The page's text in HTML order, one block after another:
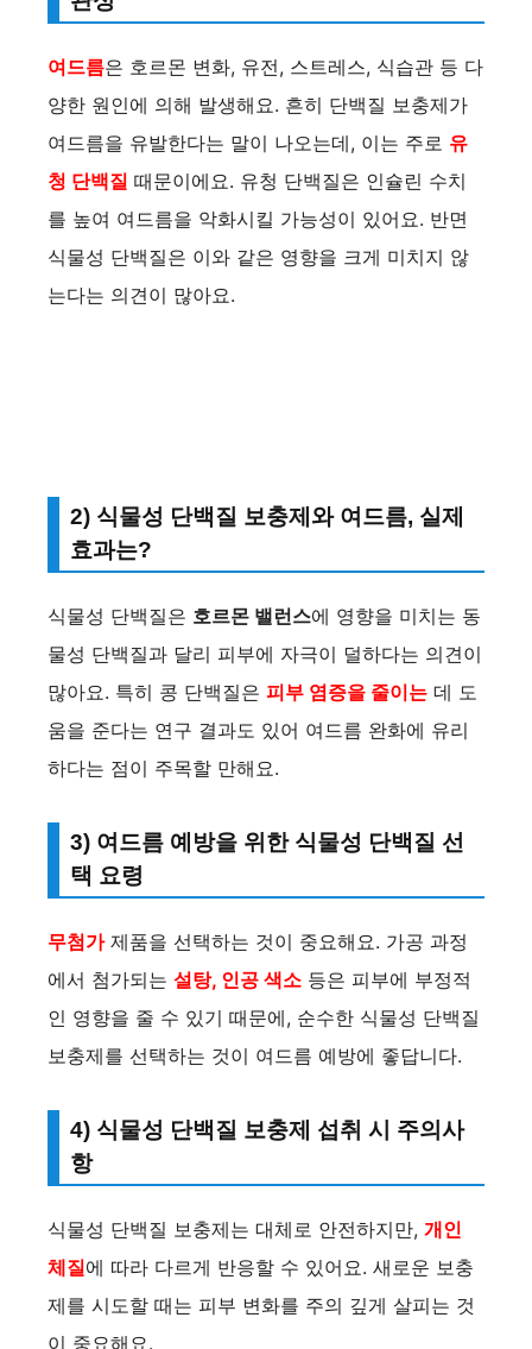
여드름은 호르몬 변화, 유전, 스트레스, 식습관 등 다
양한 원인에 의해 발생해요. 흔히 단백질 보충제가
여드름을 유발한다는 말이 나오는데, 이는 주로 유
청 단백질 때문이에요. 유청 단백질은 인슐린 수치
를 높여 여드름을 악화시킬 가능성이 있어요. 반면
식물성 단백질은 이와 같은 영향을 크게 미치지 않
는다는 의견이 많아요.
2) 식물성 단백질 보충제와 여드름, 실제
효과는?
식물성 단백질은 호르몬 밸런스에 영향을 미치는 동
물성 단백질과 달리 피부에 자극이 덜하다는 의견이
많아요. 특히 콩 단백질은 피부 염증을 줄이는 데 도
움을 준다는 연구 결과도 있어 여드름 완화에 유리
하다는 점이 주목할 만해요.
3) 여드름 예방을 위한 식물성 단백질 선
택 요령
무첨가제품을 선택하는 것이 중요해요. 가공 과정
에서 첨가되는 설탕, 인공 색소 등은 피부에 부정적
인 영향을 줄 수 있기 때문에, 순수한 식물성 단백질
보충제를 선택하는 것이 여드름 예방에 좋답니다.
4) 식물성 단백질 보충제 섭취 시 주의사
항
식물성 단백질 보충제는 대체로 안전하지만, 개인
체질에 따라 다르게 반응할 수 있어요. 새로운 보충
제를 시도할 때는 피부 변화를 주의 깊게 살피는 것
이 중요해요.